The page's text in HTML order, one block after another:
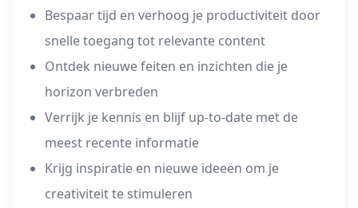
Bespaar tijd en verhoog je productiviteit door
snelle toegang tot relevante content
Ontdek nieuwe feiten en inzichten die je
horizon verbreden
Verrijk je kennis en blijf up-to-date met de
meest recente informatie
Krijg inspiratie en nieuwe ideeën om je
creativiteit te stimuleren